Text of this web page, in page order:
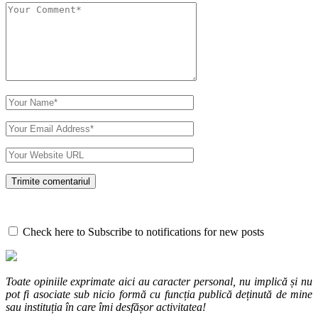
Check here to Subscribe to notifications for new posts
Toate opiniile exprimate aici au caracter personal, nu implică și nu
pot fi asociate sub nicio formă cu funcția publică deținută de mine
sau instituția în care îmi desfășor activitatea!